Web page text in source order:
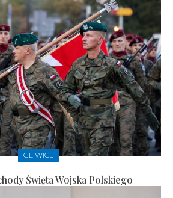
GLIWICE
Święta Wojska Polskiego